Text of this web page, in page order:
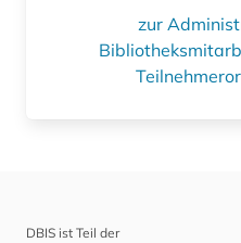
zur
DBIS ist Teil der